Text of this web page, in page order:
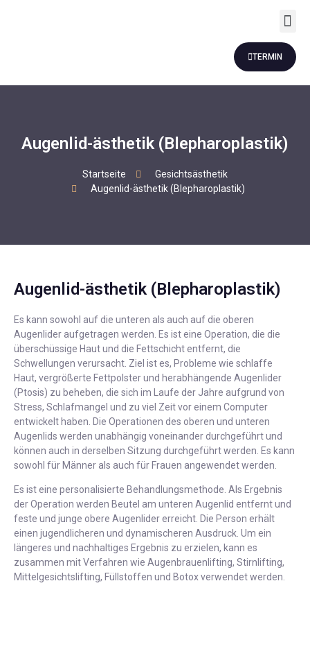
TERMIN
Augenlid-ästhetik (Blepharoplastik)
Startseite
Gesichtsästhetik
Augenlid-ästhetik (Blepharoplastik)
Augenlid-ästhetik (Blepharoplastik)
Es kann sowohl auf die unteren als auch auf die oberen
Augenlider aufgetragen werden. Es ist eine Operation, die die
überschüssige Haut und die Fettschicht entfernt, die
Schwellungen verursacht. Ziel ist es, Probleme wie schlaffe
Haut, vergrößerte Fettpolster und herabhängende Augenlider
(Ptosis) zu beheben, die sich im Laufe der Jahre aufgrund von
Stress, Schlafmangel und zu viel Zeit vor einem Computer
entwickelt haben. Die Operationen des oberen und unteren
Augenlids werden unabhängig voneinander durchgeführt und
können auch in derselben Sitzung durchgeführt werden. Es kann
sowohl für Männer als auch für Frauen angewendet werden.
Es ist eine personalisierte Behandlungsmethode. Als Ergebnis
der Operation werden Beutel am unteren Augenlid entfernt und
feste und junge obere Augenlider erreicht. Die Person erhält
einen jugendlicheren und dynamischeren Ausdruck. Um ein
längeres und nachhaltiges Ergebnis zu erzielen, kann es
zusammen mit Verfahren wie Augenbrauenlifting, Stirnlifting,
Mittelgesichtslifting, Füllstoffen und Botox verwendet werden.